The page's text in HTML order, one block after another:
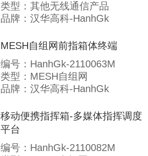
类型：其他无线通信产品
品牌：汉华高科-HanhGk
MESH自组网前指箱体终端
编号：HanhGk-2110063M
类型：MESH自组网
品牌：汉华高科-HanhGk
移动便携指挥箱-多媒体指挥调度
平台
编号：HanhGk-2110082M